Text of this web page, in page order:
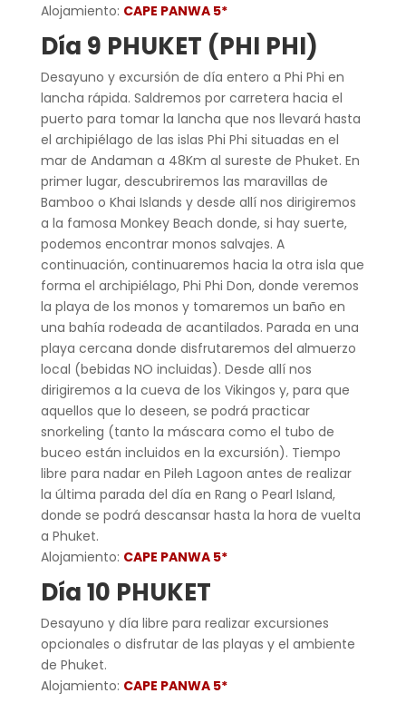
Alojamiento: CAPE PANWA 5*
Día 9 PHUKET (PHI PHI)
Desayuno y excursión de día entero a Phi Phi en
lancha rápida. Saldremos por carretera hacia el
puerto para tomar la lancha que nos llevará hasta
el archipiélago de las islas Phi Phi situadas en el
mar de Andaman a 48Km al sureste de Phuket. En
primer lugar, descubriremos las maravillas de
Bamboo o Khai Islands y desde allí nos dirigiremos
a la famosa Monkey Beach donde, si hay suerte,
podemos encontrar monos salvajes. A
continuación, continuaremos hacia la otra isla que
forma el archipiélago, Phi Phi Don, donde veremos
la playa de los monos y tomaremos un baño en
una bahía rodeada de acantilados. Parada en una
playa cercana donde disfrutaremos del almuerzo
local (bebidas NO incluidas). Desde allí nos
dirigiremos a la cueva de los Vikingos y, para que
aquellos que lo deseen, se podrá practicar
snorkeling (tanto la máscara como el tubo de
buceo están incluidos en la excursión). Tiempo
libre para nadar en Pileh Lagoon antes de realizar
la última parada del día en Rang o Pearl Island,
donde se podrá descansar hasta la hora de vuelta
a Phuket.
Alojamiento: CAPE PANWA 5*
Día 10 PHUKET
Desayuno y día libre para realizar excursiones
opcionales o disfrutar de las playas y el ambiente
de Phuket.
Alojamiento: CAPE PANWA 5*